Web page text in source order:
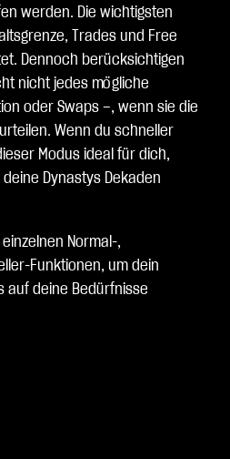
werden. Die wichtigsten
Trades und Free
Dennoch berücksichtigen
nicht jedes mögliche
oder Swaps –, wenn sie die
Wenn du schneller
Modus ideal für dich,
Dynastys Dekaden
Normal-,
Funktionen, um dein
auf deine Bedürfnisse